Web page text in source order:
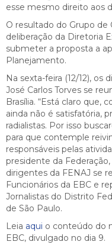
esse mesmo direito aos
O resultado do Grupo de
deliberação da Diretoria
submeter a proposta a
Planejamento.
Na sexta-feira (12/12), os
José Carlos Torves se
Brasília. “Está claro que,
ainda não é satisfatória,
radialistas. Por isso
para que contemple
responsáveis pelas
presidente da
dirigentes da FENAJ se
Funcionários da EBC e
Jornalistas do Distrito
de São Paulo.
Leia aqui o conteúdo do
EBC, divulgado no dia 9.